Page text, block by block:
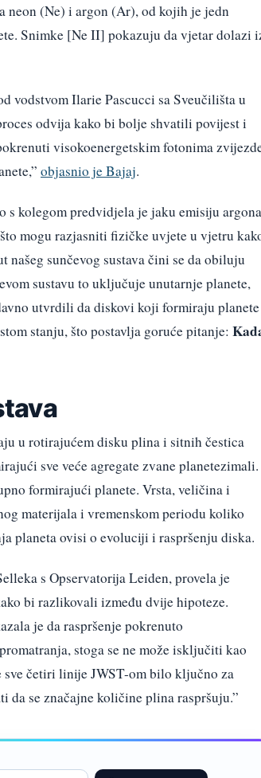
neon (Ne) i argon (Ar), od kojih je jedn
Snimke [Ne II] pokazuju da vjetar dolazi
vodstvom Ilarie Pascucci sa Sveučilišta u
odvija kako bi bolje shvatili povijest i
visokoenergetskim fotonima
objasnio je Bajaj.
s kolegom predvidjela je jaku emisiju argona
mogu razjasniti fizičke uvjete u vjetru
sunčevog sustava čini se da obiluju
sustavu to uključuje unutarnje planete,
utvrdili da diskovi koji formiraju planete
stanju, što postavlja goruće pitanje:
u rotirajućem disku plina i sitnih čestica
sve veće agregate zvane planetezimali.
formirajući planete. Vrsta, veličina i
materijala i vremenskom periodu koliko
planeta ovisi o evoluciji i raspršenju diska.
s Opservatorija Leiden, provela je
bi razlikovali između dvije hipoteze.
je da raspršenje pokrenuto
stoga se ne može isključiti kao
sve četiri linije JWST-om bilo ključno za
da se značajne količine plina raspršuju.”